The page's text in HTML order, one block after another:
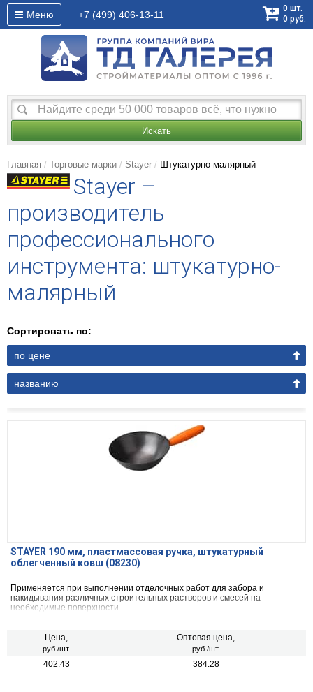
Меню +7 (499) 406-13-11
0 шт.
0 руб.
Искать
Главная Торговые марки Stayer Штукатурно-малярный
Stayer –
производитель
профессионального
инструмента: штукатурно-
малярный
Сортировать по:
по цене
названию
STAYER 190 мм, пластмассовая ручка, штукатурный
облегченный ковш (08230)
Применяется при выполнении отделочных работ для забора и
накидывания различных строительных растворов и смесей на
необходимые поверхности
Цена,
руб./шт.
Оптовая цена,
руб./шт.
402.43 384.28